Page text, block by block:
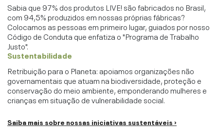
Sabia que 97% dos produtos LIVE! são fabricados no Brasil,
com 94,5% produzidos em nossas próprias fábricas?
Colocamos as pessoas em primeiro lugar, guiados por nosso
Código de Conduta que enfatiza o "Programa de Trabalho
Justo".
Sustentabilidade
Retribuição para o Planeta: apoiamos organizações não
governamentais que atuam na biodiversidade, proteção e
conservação do meio ambiente, emponderando mulheres e
crianças em situação de vulnerabilidade social.
Saiba mais sobre nossas iniciativas sustentáveis ›